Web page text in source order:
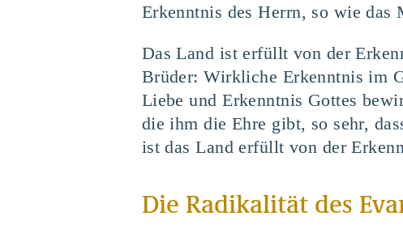
Erkenntnis des Herrn, so wie das
Das Land ist erfüllt von der
Brüder: Wirkliche Erkenntnis im
Liebe und Erkenntnis Gottes
die ihm die Ehre gibt, so sehr,
ist das Land erfüllt von der
Die Radikalität des